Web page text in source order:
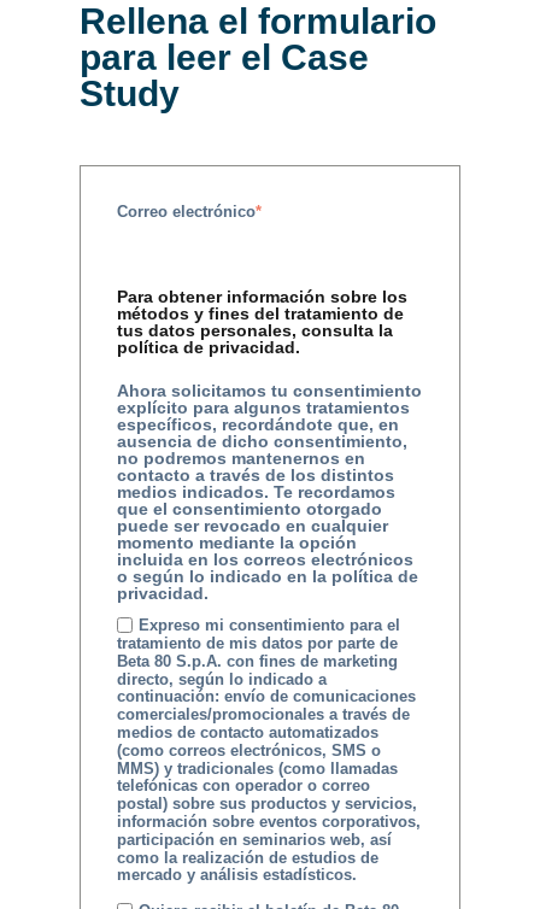
Rellena el formulario
para leer el Case
Study
Correo electrónico*
Para obtener información sobre los
métodos y fines del tratamiento de
tus datos personales, consulta la
política de privacidad.
Ahora solicitamos tu consentimiento
explícito para algunos tratamientos
específicos, recordándote que, en
ausencia de dicho consentimiento,
no podremos mantenernos en
contacto a través de los distintos
medios indicados. Te recordamos
que el consentimiento otorgado
puede ser revocado en cualquier
momento mediante la opción
incluida en los correos electrónicos
o según lo indicado en la política de
privacidad.
Expreso mi consentimiento para el
tratamiento de mis datos por parte de
Beta 80 S.p.A. con fines de marketing
directo, según lo indicado a
continuación: envío de comunicaciones
comerciales/promocionales a través de
medios de contacto automatizados
(como correos electrónicos, SMS o
MMS) y tradicionales (como llamadas
telefónicas con operador o correo
postal) sobre sus productos y servicios,
información sobre eventos corporativos,
participación en seminarios web, así
como la realización de estudios de
mercado y análisis estadísticos.